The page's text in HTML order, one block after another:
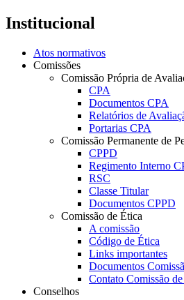
Institucional
Atos normativos
Comissões
Comissão Própria de
CPA
Documentos CPA
Relatórios de
Portarias CPA
Comissão Permanente de
CPPD
Regimento Interno
RSC
Classe Titular
Documentos CPPD
Comissão de Ética
A comissão
Código de Ética
Links importantes
Documentos
Contato Comissão
Conselhos